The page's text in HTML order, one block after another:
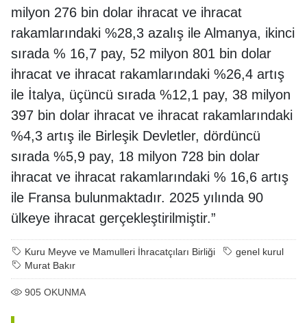
milyon 276 bin dolar ihracat ve ihracat
rakamlarındaki %28,3 azalış ile Almanya, ikinci
sırada % 16,7 pay, 52 milyon 801 bin dolar
ihracat ve ihracat rakamlarındaki %26,4 artış
ile İtalya, üçüncü sırada %12,1 pay, 38 milyon
397 bin dolar ihracat ve ihracat rakamlarındaki
%4,3 artış ile Birleşik Devletler, dördüncü
sırada %5,9 pay, 18 milyon 728 bin dolar
ihracat ve ihracat rakamlarındaki % 16,6 artış
ile Fransa bulunmaktadır. 2025 yılında 90
ülkeye ihracat gerçekleştirilmiştir.”
Kuru Meyve ve Mamulleri İhracatçıları Birliği
genel kurul
Murat Bakır
905 OKUNMA